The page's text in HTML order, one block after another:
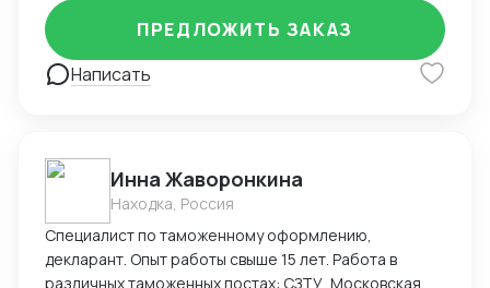
Написать
ПРЕДЛОЖИТЬ ЗАКАЗ
Инна Жаворонкина
Находка, Россия
Специалист по таможенному оформлению,
декларант. Опыт работы свыше 15 лет. Работа в
различных таможенных постах: СЗТУ, Московская